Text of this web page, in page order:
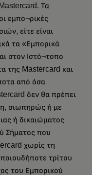
Τα
εμπο¬ρικές
είτε είναι
τα «Εμπορικά
στον Ιστό¬τοπο
της Mastercard και
από όσα
δεν θα πρέπει
σιωπηρώς ή με
ή δικαιώματος
Σήματος που
χωρίς τη
τρίτου
του Εμπορικού